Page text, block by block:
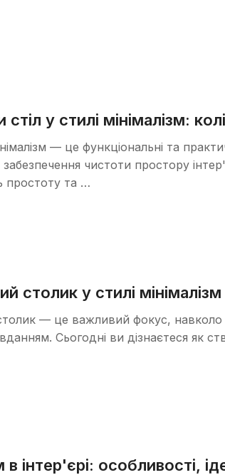
стіл у стилі мінімалізм:
— це функціональні та
чистоти простору
простоту та …
столик у стилі
— це важливий фокус, навколо
Сьогодні ви дізнаєтеся як
в інтер'єрі: особливості,